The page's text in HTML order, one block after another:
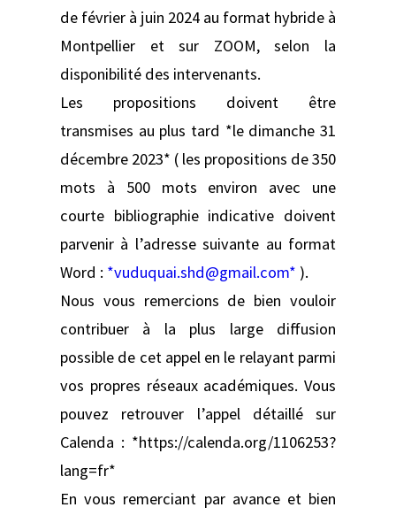
de février à juin 2024 au format hybride à
Montpellier et sur ZOOM, selon la
disponibilité des intervenants.
Les propositions doivent être
transmises au plus tard *le dimanche 31
décembre 2023* ( les propositions de 350
mots à 500 mots environ avec une
courte bibliographie indicative doivent
parvenir à l’adresse suivante au format
Word : *vuduquai.shd@gmail.com* ).
Nous vous remercions de bien vouloir
contribuer à la plus large diffusion
possible de cet appel en le relayant parmi
vos propres réseaux académiques. Vous
pouvez retrouver l’appel détaillé sur
Calenda : *https://calenda.org/1106253?
lang=fr*
En vous remerciant par avance et bien